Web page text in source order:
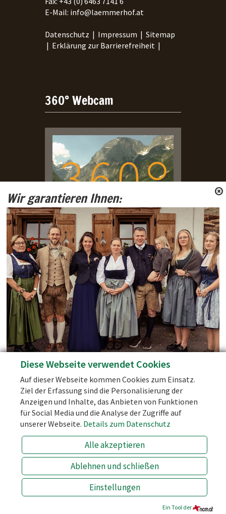
Wir garantieren Ihnen:
persönliche Betreuung - bei uns gibt es keine "künstliche
Intelligenz" und Chat-Bots!
den günstigsten Zimmerpreis (Preise bei Drittanbietern wie
booking.com sind bis zu 10 % höher!)
die Halbpension zum günstigsten Preis
ein Herz für spezielle Wünsche!
info@laemmerhof.at
+43 (0) 6463 7141
PREIS & BUCHEN
E-Mail: info@laemmerhof.at
Datenschutz | Impressum | Sitemap
| Erklärung zur Barrierefreiheit |
360° Webcam
Live Webcam aus dem Lammertal
mit Blick auf Tennengebirge und
Gosaukamm.
Social Media
Facebook
Instagram
Blog
Diese Webseite verwendet Cookies
Auf dieser Webseite kommen Cookies zum Einsatz.
Ziel der Erfassung sind die Personalisierung der
Anzeigen und Inhalte, das Anbieten von Funktionen
für Social Media und die Analyse der Zugriffe auf
unserer Webseite. Details zum Datenschutz
Alle akzeptieren
Ablehnen und schließen
Einstellungen
Ein Tool der